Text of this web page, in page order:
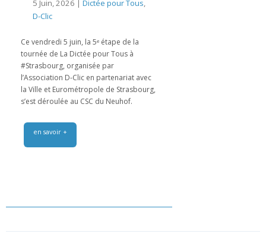
5 Juin, 2026 | Dictée pour Tous,
D-Clic
Ce vendredi 5 juin, la 5ᵉ étape de la
tournée de La Dictée pour Tous à
#Strasbourg, organisée par
l’Association D-Clic en partenariat avec
la Ville et Eurométropole de Strasbourg,
s’est déroulée au CSC du Neuhof.
en savoir +